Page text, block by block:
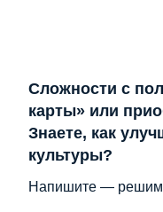
Сложности с
карты» или
Знаете, как
культуры?
Напишите —